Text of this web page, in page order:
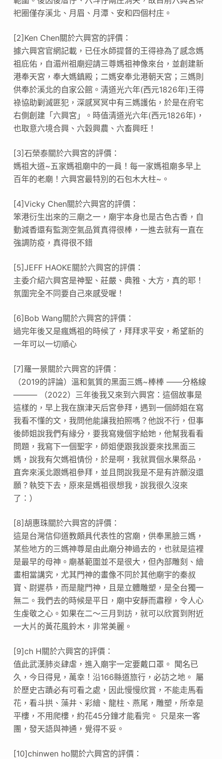
祀圈僅存溪北、月眉、月潭、安和四個村庄。
[2]Ken Chen關於六興宮的評價：
據六興宮官網記載，已任水師提督的王得祿為了感念媽
祖庇佑，自湄州祖廟迎請三尊媽祖神像來台，並創建新
港奉天宮，奉大媽鎮殿；二媽安奉北港朝天宮；三媽則
供奉於溪北的自家公館。清道光六年(西元1826年)王得
祿協助剿滅匪犯，深感冥冥中有三媽護佑，於是在府宅
右側創建「六興宮」。時值清道光六年(西元1826年)，
也取意六境合興、六穀興農、六畜興旺！
[3]石榮泰關於六興宮的評價：
媽祖大道~五家媽祖廟中的一員！每一家媽祖廟多早上
百年的老廟！六興宮最特別的石包木大柱~。
[4]Vicky Chen關於六興宮的評價：
笨港衍生出來的三廟之一，廟宇本身也是古色古香，自
動減香還有監測空氣品質真得很棒，一進去就有一直在
強調防疫，真得很不錯
[5]JEFF HAOKE關於六興宮的評價：
主委介紹六興宮是神聖、莊嚴、典雅、大方，真的耶！
氛圍完全不同要自己來感受喔！
[6]Bob Wang關於六興宮的評價：
過完年後又是瘋媽祖的時候了，拜拜求平安，希望新的
一年可以一切順心
[7]羅一景關於六興宮的評價：
（2019的評論）溫和氣質的黑面三媽~棒棒 ——分格線
——— （2022）三年後我又來到六興宮：這個故事是
這樣的，早上我在旗津天后宮參拜，遇到一個師姐在寫
我看不懂的文，我問他能讓我拍照嗎？他說不行，但事
後師姐說我們有緣分，要我寫幾個字給她，他幫我看看
問題，我寫下一個聖字，師姐便跟我說要來找黑面三
媽，說我有欠媽祖情份，於是啊，我就買個水果祭品，
直奔來溪北跟媽祖參拜，並且問說我是不是有許願沒還
願？執筊下去，原來是媽祖很想我，說我很久沒來
了：）
[8]胡惠珠關於六興宮的評價：
這是台灣信仰道教頗具代表性的宮廟，供奉黑臉三媽，
某些地方的三媽神尊是由此廟分神過去的，也就是這裡
是最早的母神。廟基範圍並不是很大，但內部雕刻、繪
畫相當講究，尤其門神的畫像不同於其他廟宇的秦叔
寶、尉遲恭，而是龍門神，且是立體雕塑，是全台獨一
無二。我們去的時候是平日，廟中安靜而肅穆，令人心
生虔敬之心。如果在二～三月到訪，就可以欣賞到附近
一大片的黃花風鈴木，非常美麗。
[9]ch H關於六興宮的評價：
值此武漢肺炎肆虐，進入廟宇一定要戴口罩。 聞名已
久，今日得見，萬幸！沿166縣道旅行，必訪之地。 屬
於歷史古蹟必有可看之處，因此慢慢欣賞，不能走馬看
花，看斗拱、藻井、彩繪、龍柱、燕尾，雕塑，所幸是
平樓，不用爬樓，約花45分鐘才能看完。 只是來一客
團，發天語與神通，覺得不妥。
[10]chinwen ho關於六興宮的評價：